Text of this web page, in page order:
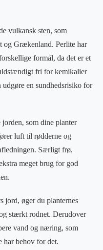
vulkansk sten, som
Grækenland. Perlite har
formål, da det er et
fri for kemikalier
en sundhedsrisiko for
som dine planter
luft til rødderne og
Særligt frø,
meget brug for god
jord, øger du planternes
stærkt rodnet. Derudover
vand og næring, som
har behov for det.